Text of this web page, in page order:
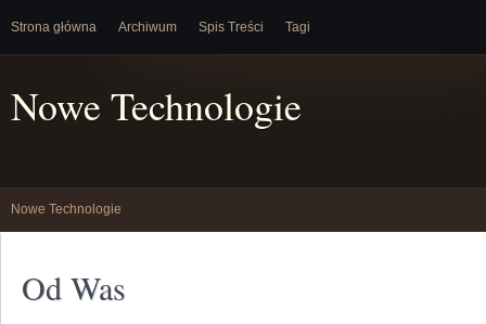
Strona główna Archiwum Spis Treści Tagi
Nowe Technologie
Nowe Technologie
Od Was